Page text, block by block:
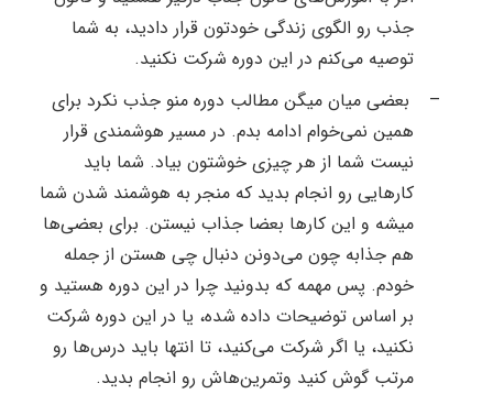
جذب رو الگوی زندگی خودتون قرار دادید، به شما
توصیه می‌کنم در این دوره شرکت نکنید.
–
بعضی میان میگن مطالب دوره منو جذب نکرد برای
همین نمی‌خوام ادامه بدم. در مسیر هوشمندی قرار
نیست شما از هر چیزی خوشتون بیاد. شما باید
کارهایی رو انجام بدید که منجر به هوشمند شدن شما
میشه و این کارها بعضا جذاب نیستن. برای بعضی‌ها
هم جذابه چون می‌دونن دنبال چی هستن از جمله
خودم. پس مهمه که بدونید چرا در این دوره هستید و
بر اساس توضیحات داده شده، یا در این دوره شرکت
نکنید، یا اگر شرکت می‌کنید، تا انتها باید درس‌ها رو
مرتب گوش کنید وتمرین‌هاش رو انجام بدید.